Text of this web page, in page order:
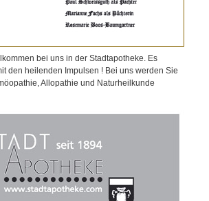
bei uns in der Stadtapotheke. Es
den heilenden Impulsen ! Bei uns werden Sie
Allopathie und Naturheilkunde